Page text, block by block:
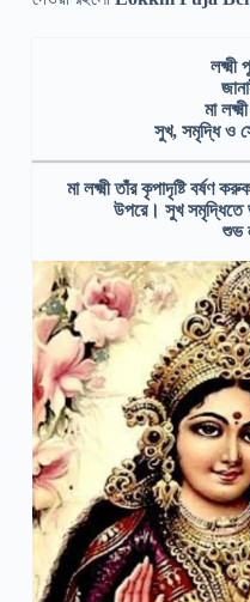
মা
সুখ, সমৃদ্ধি ও
মা লক্ষ্মী তাঁর কৃপাদৃষ্টি বর্ষণ
উপরে। সুখ সমৃদ্ধিতে
শুভ